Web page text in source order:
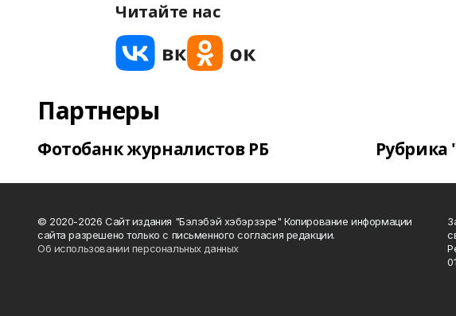
Читайте нас
Партнеры
Фотобанк журналистов РБ Рубрика
© 2020-2026 Сайт издания "Бэлэбэй хэбэрзэре" Копирование информации
сайта разрешено только с письменного согласия редакции.
Об использовании персональных данных